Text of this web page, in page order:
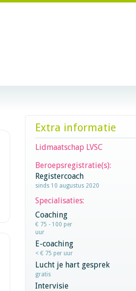
Extra informatie
Lidmaatschap LVSC
Beroepsregistratie(s):
Registercoach
sinds 10 augustus 2020
Specialisaties:
Coaching
€ 75 - 100 per
uur
E-coaching
< € 75 per uur
Lucht je hart gesprek
gratis
Intervisie